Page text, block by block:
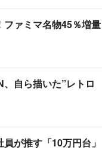
ファミマ名物45％増量
自ら描いた”レトロ
員が推す「10万円台」